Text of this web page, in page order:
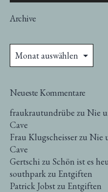
Archive
Neueste Kommentare
fraukrautundrübe zu Nie
Cave
Frau Klugscheisserzu Nie
Cave
Gertschi zu Schön ist es
southparkzu Entgiften
Patrick Jobstzu Entgiften